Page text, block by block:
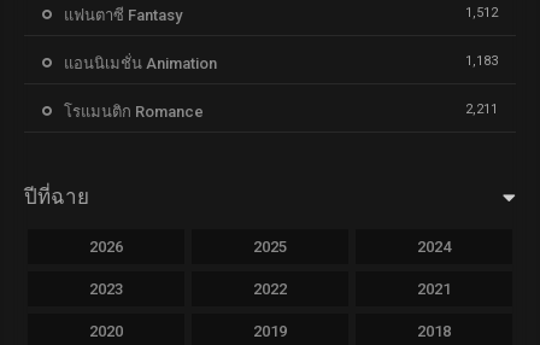
แฟนตาซี Fantasy 1,512
แอนนิเมชั่น Animation 1,183
โรแมนติก Romance 2,211
ปีที่ฉาย
2026 2025 2024
2023 2022 2021
2020 2019 2018